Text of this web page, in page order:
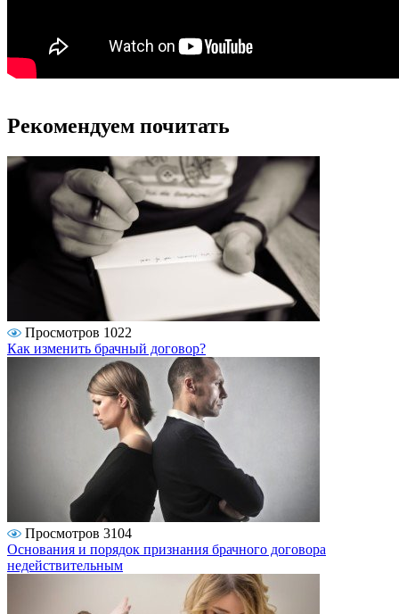
Рекомендуем почитать
Просмотров 1022
Как изменить брачный договор?
Просмотров 3104
Основания и порядок признания брачного договора
недействительным